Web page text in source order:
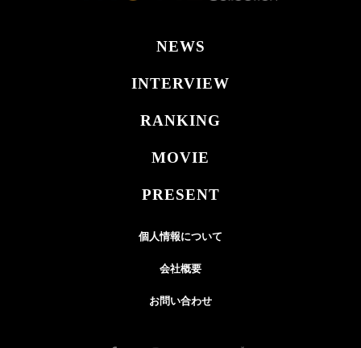
NEWS
INTERVIEW
RANKING
MOVIE
PRESENT
個人情報について
会社概要
お問い合わせ